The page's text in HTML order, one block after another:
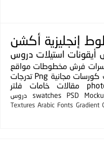
إنجليزية أكشن
أيقونات استيلات دروس
فرش مخطوطات مواقع
كورسات مجانية Png تدرجات
مقالات خامات
فلتر
PSD
swatches
دروس
Gradient
Arabic Fonts
Textures